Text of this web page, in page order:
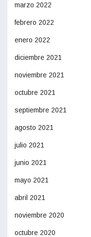
marzo 2022
febrero 2022
enero 2022
diciembre 2021
noviembre 2021
octubre 2021
septiembre 2021
agosto 2021
julio 2021
junio 2021
mayo 2021
abril 2021
noviembre 2020
octubre 2020